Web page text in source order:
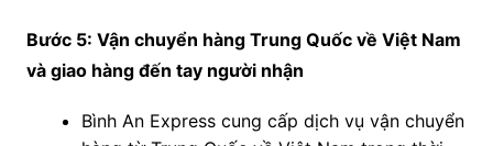
Bước 5: Vận chuyển hàng Trung Quốc về Việt Nam
và giao hàng đến tay người nhận
Bình An Express cung cấp dịch vụ vận chuyển